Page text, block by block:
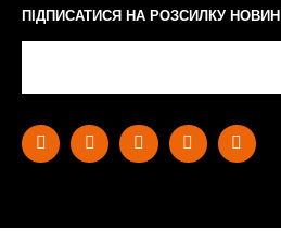
ПІДПИСАТИСЯ НА РОЗСИЛКУ НОВИН